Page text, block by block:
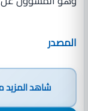
المصدر
شاهد